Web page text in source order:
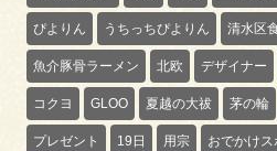
ぴよりん うちっちぴよりん 清水区
魚介豚骨ラーメン 北欧 デザイナー
コクヨ GLOO 夏越の大祓 茅の輪
プレゼント 19日 用宗 おでかけス